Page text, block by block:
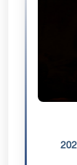
«العجز»: هل يكتب صيف 2026